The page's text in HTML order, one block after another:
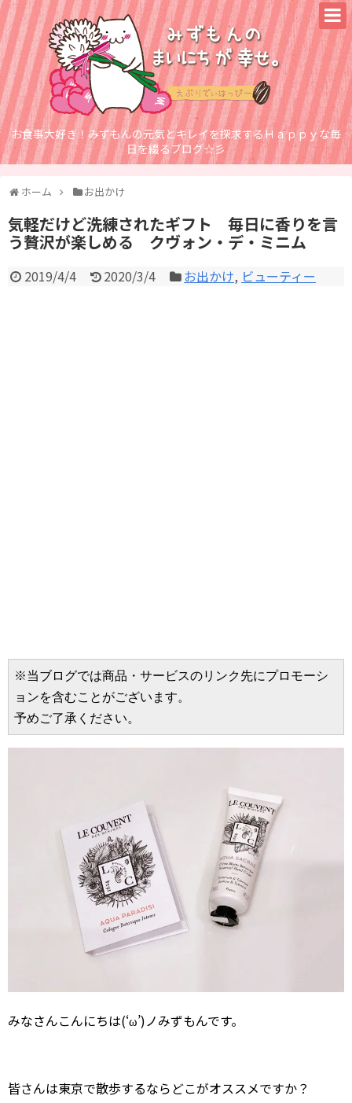
お食事大好き！みずもんの元気とキレイを探求するＨａｐｐｙな毎
日を綴るブログ☆彡
ホーム お出かけ
気軽だけど洗練されたギフト 毎日に香りを言
う贅沢が楽しめる クヴォン・デ・ミニム
2019/4/4 2020/3/4 お出かけ, ビューティー
※当ブログでは商品・サービスのリンク先にプロモーシ
ョンを含むことがございます。
予めご了承ください。
みなさんこんにちは(‘ω’)ノみずもんです。
皆さんは東京で散歩するならどこがオススメですか？